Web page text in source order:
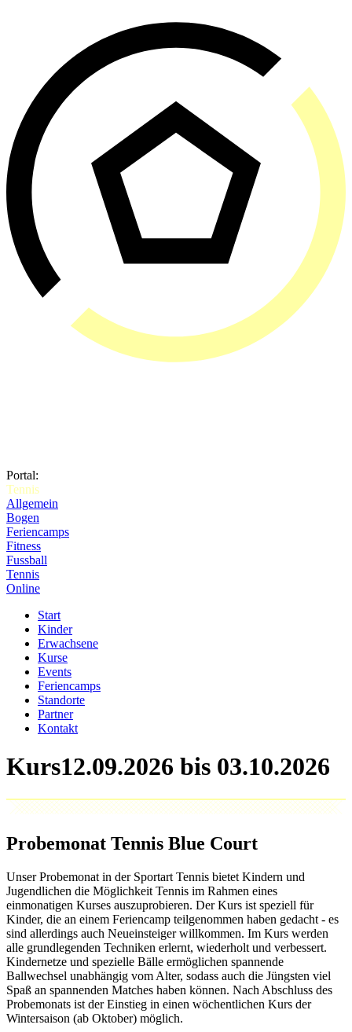
Portal:
Tennis
Allgemein
Bogen
Feriencamps
Fitness
Fussball
Tennis
Online
Start
Kinder
Erwachsene
Kurse
Events
Feriencamps
Standorte
Partner
Kontakt
Kurs
Probemonat Tennis Blue Court
Unser Probemonat in der Sportart Tennis bietet Kindern und
Jugendlichen die Möglichkeit Tennis im Rahmen eines
einmonatigen Kurses auszuprobieren. Der Kurs ist speziell für
Kinder, die an einem Feriencamp teilgenommen haben gedacht - es
sind allerdings auch Neueinsteiger willkommen. Im Kurs werden
alle grundlegenden Techniken erlernt, wiederholt und verbessert.
Kindernetze und spezielle Bälle ermöglichen spannende
Ballwechsel unabhängig vom Alter, sodass auch die Jüngsten viel
Spaß an spannenden Matches haben können. Nach Abschluss des
Probemonats ist der Einstieg in einen wöchentlichen Kurs der
Wintersaison (ab Oktober) möglich.